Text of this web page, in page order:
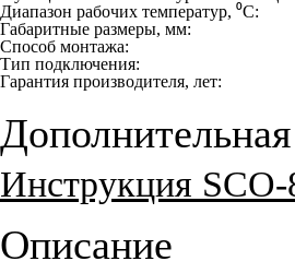
Диапазон рабочих температур, ⁰С:
Габаритные размеры, мм:
Способ монтажа:
Тип подключения:
Гарантия производителя, лет:
Инструкция
Описание